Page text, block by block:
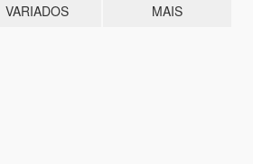
VARIADOS MAIS